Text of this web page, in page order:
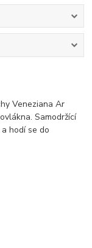
Veneziana Ar
Samodržící
hodí se do